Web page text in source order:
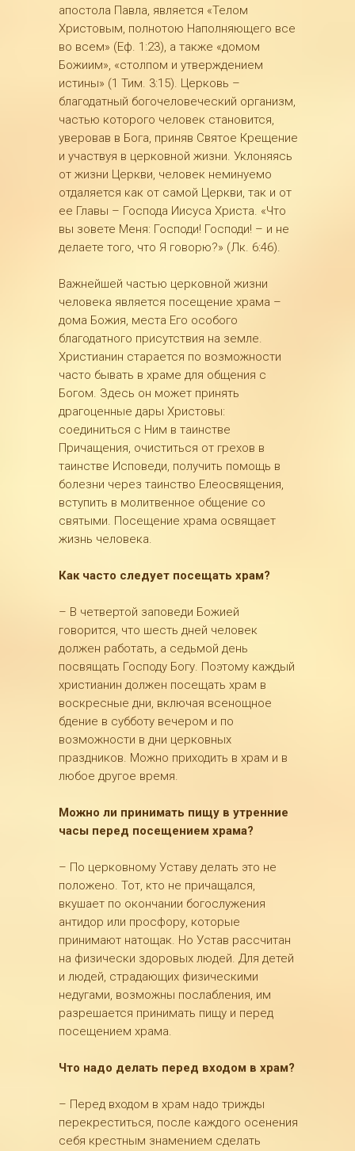
апостола Павла, является «Телом
Христовым, полнотою Наполняющего все
во всем» (Еф. 1:23), а также «домом
Божиим», «столпом и утверждением
истины» (1 Тим. 3:15). Церковь –
благодатный богочеловеческий организм,
частью которого человек становится,
уверовав в Бога, приняв Святое Крещение
и участвуя в церковной жизни. Уклоняясь
от жизни Церкви, человек неминуемо
отдаляется как от самой Церкви, так и от
ее Главы – Господа Иисуса Христа. «Что
вы зовете Меня: Господи! Господи! – и не
делаете того, что Я говорю?» (Лк. 6:46).
Важнейшей частью церковной жизни
человека является посещение храма –
дома Божия, места Его особого
благодатного присутствия на земле.
Христианин старается по возможности
часто бывать в храме для общения с
Богом. Здесь он может принять
драгоценные дары Христовы:
соединиться с Ним в таинстве
Причащения, очиститься от грехов в
таинстве Исповеди, получить помощь в
болезни через таинство Елеосвящения,
вступить в молитвенное общение со
святыми. Посещение храма освящает
жизнь человека.
Как часто следует посещать храм?
– В четвертой заповеди Божией
говорится, что шесть дней человек
должен работать, а седьмой день
посвящать Господу Богу. Поэтому каждый
христианин должен посещать храм в
воскресные дни, включая всенощное
бдение в субботу вечером и по
возможности в дни церковных
праздников. Можно приходить в храм и в
любое другое время.
Можно ли принимать пищу в утренние
часы перед посещением храма?
– По церковному Уставу делать это не
положено. Тот, кто не причащался,
вкушает по окончании богослужения
антидор или просфору, которые
принимают натощак. Но Устав рассчитан
на физически здоровых людей. Для детей
и людей, страдающих физическими
недугами, возможны послабления, им
разрешается принимать пищу и перед
посещением храма.
Что надо делать перед входом в храм?
– Перед входом в храм надо трижды
перекреститься, после каждого осенения
себя крестным знамением сделать